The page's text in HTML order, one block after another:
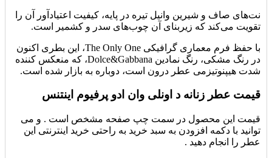
نت‌های صاف و شیرین وانیل تیره در پایه، کیفیت اعتیادآور آن را
تقویت می‌کند که زیربنای آن چوب‌های سدر و کشمیر است.
با حفظ فرم معماری گرافیکی The Only One، این بطری اکنون
در رنگ مشکی، رنگ نمادین Dolce&Gabbana، که منعکس کننده
شدت هیپنوتیزمی عطر درون است، دوباره به بازار شده است.
قیمت عطر زنانه د اونلی وان ادو پرفیوم اینتنس
قیمت این محصول در سمت چپ صفحه مشخص است . و می
توانید با دکمه افزودن به سبد خرید به راحتی خرید اینترنتی این
عطر را انجام دهید .